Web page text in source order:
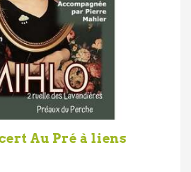
Au Pré à liens